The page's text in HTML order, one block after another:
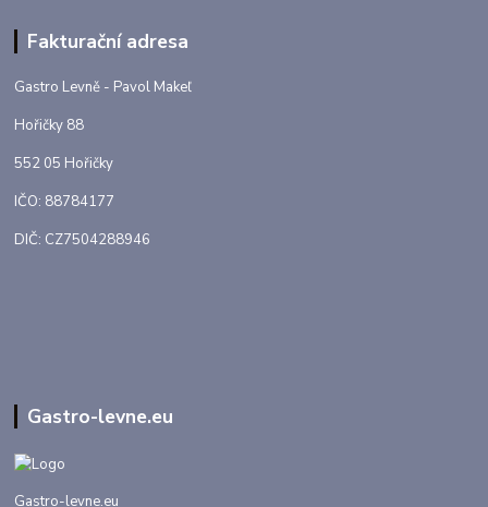
Fakturační adresa
Gastro Levně - Pavol Makeľ
Hořičky 88
552 05 Hořičky
IČO: 88784177
DIČ: CZ7504288946
Gastro-levne.eu
Gastro-levne.eu